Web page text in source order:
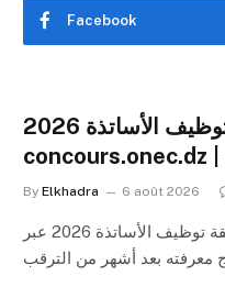
Facebook
نتائج مسابقة توظيف الأساتذة 2026
By Elkhadra 6 août 2026
نتائج مسابقة توظيف الأساتذة 2026 عبر concours.onec.dz: كل